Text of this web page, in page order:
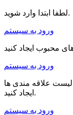
لطفا ابتدا وارد شوید.
ورود به سیستم
ورود به سیستم
علاقه مندی ها
ایجاد کنید.
ورود به سیستم